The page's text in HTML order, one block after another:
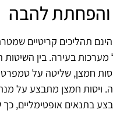
והפחתת להבה
תהליכים קריטיים
בעירה. בין השיטות
חמצן, שליטה על
ויסות חמצן מתבצע על
בתנאים אופטימליים,